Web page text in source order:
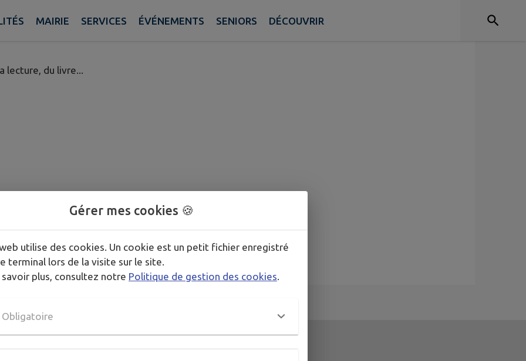
MAIRIE SERVICES ÉVÉNEMENTS SENIORS DÉCOUVRIR
lire
lecture, du livre...
Rives d'Andaine
Gérer mes cookies 🍪
utilise des cookies. Un cookie est un petit fichier enregistré
terminal lors de la visite sur le site.
savoir plus, consultez notre Politique de gestion des cookies
Obligatoire